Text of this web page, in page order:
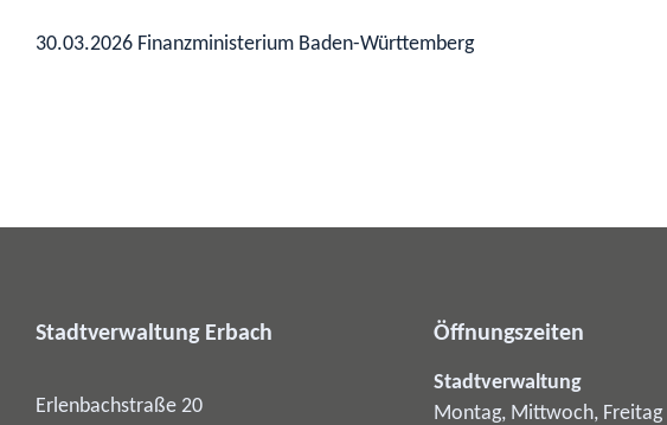
30.03.2026 Finanzministerium Baden-Württemberg
Stadtverwaltung Erbach
Erlenbachstraße 20
Öffnungszeiten
Stadtverwaltung
Montag, Mittwoch, Freitag